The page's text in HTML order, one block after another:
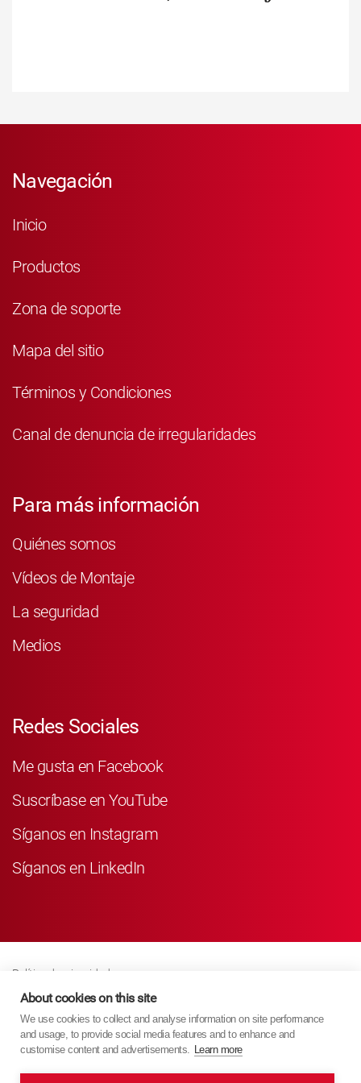
Navegación
Inicio
Productos
Zona de soporte
Mapa del sitio
Términos y Condiciones
Canal de denuncia de irregularidades
Para más información
Quiénes somos
Vídeos de Montaje
La seguridad
Medios
Redes Sociales
Me gusta en Facebook
Suscríbase en YouTube
Síganos en Instagram
Síganos en LinkedIn
Política de privacidad
Business Partner Privacy
Política De Cookies
Modern Slavery Act Policy
About cookies on this site
We use cookies to collect and analyse information on site performance
and usage, to provide social media features and to enhance and
customise content and advertisements. Learn more